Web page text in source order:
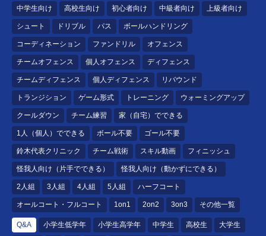
中学生向け 高校生向け 初心者向け 中級者向け 上級者向け
シュート ドリブル パス ボールハンドリング
コーディネーション ファンドリル オフェンス
チームオフェンス 個人オフェンス ディフェンス
チームディフェンス 個人ディフェンス リバウンド
トランジション ゲーム形式 トレーニング ウォーミングアップ
クールダウン チーム練習 家（自宅）でできる
1人（個人）でできる ボール不要 ゴール不要
鈴木代表クリニック チーム戦術 スキル動画 フィニッシュ
怪我人向け（片手でできる） 怪我人向け（動かずにできる）
2人組 3人組 4人組 5人組 ハーフコート
オールコート・フルコート 1on1 2on2 3on3 その他一覧
Q&A 小学生低学年 小学生高学年 中学生 高校生 大学生